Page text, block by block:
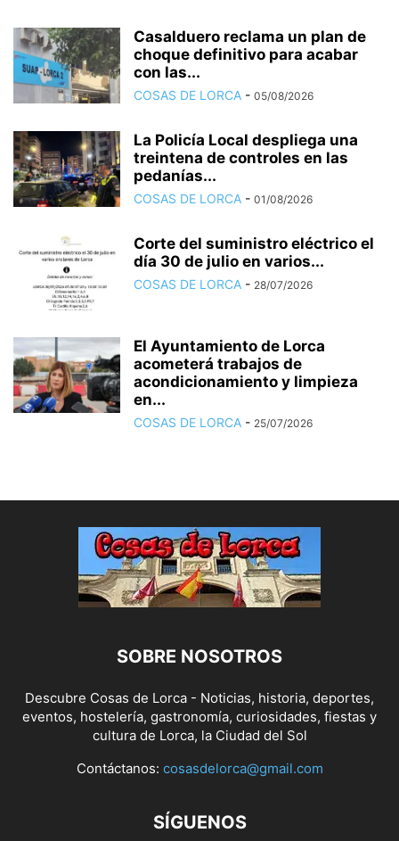
Casalduero reclama un plan de
choque definitivo para acabar
con las...
COSAS DE LORCA - 05/08/2026
La Policía Local despliega una
treintena de controles en las
pedanías...
COSAS DE LORCA - 01/08/2026
Corte del suministro eléctrico el
día 30 de julio en varios...
COSAS DE LORCA - 28/07/2026
El Ayuntamiento de Lorca
acometerá trabajos de
acondicionamiento y limpieza
en...
COSAS DE LORCA - 25/07/2026
SOBRE NOSOTROS
Descubre Cosas de Lorca - Noticias, historia, deportes,
eventos, hostelería, gastronomía, curiosidades, fiestas y
cultura de Lorca, la Ciudad del Sol
Contáctanos: cosasdelorca@gmail.com
SÍGUENOS